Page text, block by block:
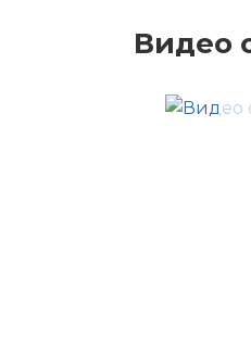
Видео